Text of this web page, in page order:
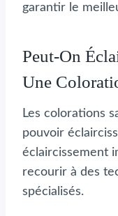
garantir le
Peut-On
Une
Les colorations
pouvoir
éclaircissement
recourir à des
spécialisés.